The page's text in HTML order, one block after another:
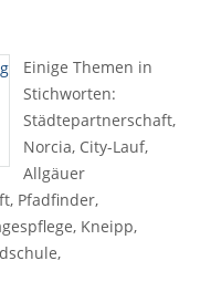
Einige Themen in
Stichworten:
Städtepartnerschaft,
Norcia, City-Lauf,
Allgäuer
Pfadfinder,
Kneipp,